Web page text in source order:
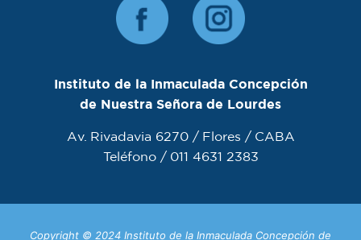
Instituto de la Inmaculada Concepción
de Nuestra Señora de Lourdes
Av. Rivadavia 6270 / Flores / CABA
Teléfono / 011 4631 2383
Copyright © 2024 Instituto de la Inmaculada Concepción de